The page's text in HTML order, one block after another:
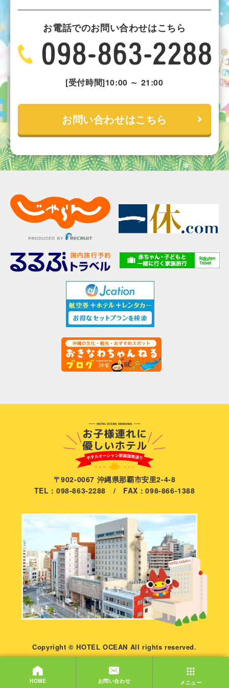
HOME お問い合わせ メニュー
お電話でのお問い合わせはこちら
[受付時間]10:00 ～ 21:00
お問い合わせはこちら
〒902-0067 沖縄県那覇市安里2-4-8
TEL：098-863-2288 / FAX：098-866-1388
Copyright © HOTEL OCEAN All rights reserved.